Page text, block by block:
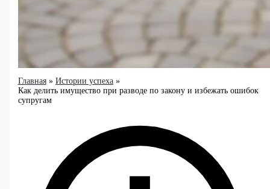
Главная
Истории успеха
Как делить имущество при разводе по закону и избежать ошибок
супругам